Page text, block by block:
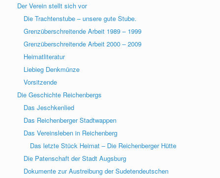
Der Verein stellt sich vor
Die Trachtenstube – unsere gute Stube.
Grenzüberschreitende Arbeit 1989 – 1999
Grenzüberschreitende Arbeit 2000 – 2009
Heimatliteratur
Liebieg Denkmünze
Vorsitzende
Die Geschichte Reichenbergs
Das Jeschkenlied
Das Reichenberger Stadtwappen
Das Vereinsleben in Reichenberg
Das letzte Stück Heimat – Die Reichenberger Hütte
Die Patenschaft der Stadt Augsburg
Dokumente zur Austreibung der Sudetendeutschen